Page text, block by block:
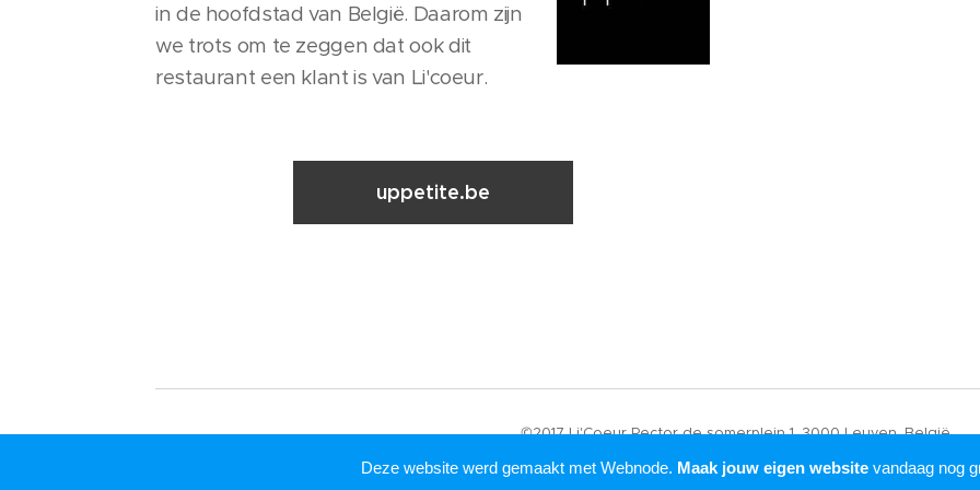
in de hoofdstad van België. Daarom zijn
we trots om te zeggen dat ook dit
restaurant een klant is van Li'coeur.
uppetite.be
©2017 Li'Coeur Rector de somerplein 1, 3000 Leuven, België
Deze website werd gemaakt met Webnode. Maak jouw eigen websitevandaag nog